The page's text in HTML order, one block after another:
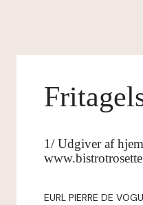
1/ Udgiver af
EURL PIERRE DE